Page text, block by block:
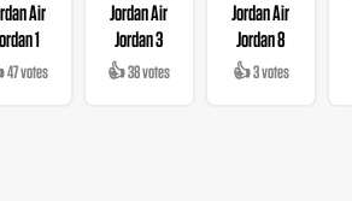
Air
1
47 votes
Jordan Air
Jordan 3
👍 38 votes
Jordan Air
Jordan 8
👍 3 votes